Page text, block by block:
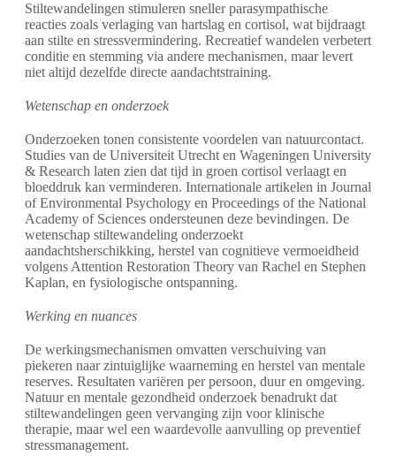
Stiltewandelingen stimuleren sneller parasympathische
reacties zoals verlaging van hartslag en cortisol, wat bijdraagt
aan stilte en stressvermindering. Recreatief wandelen verbetert
conditie en stemming via andere mechanismen, maar levert
niet altijd dezelfde directe aandachtstraining.
Wetenschap en onderzoek
Onderzoeken tonen consistente voordelen van natuurcontact.
Studies van de Universiteit Utrecht en Wageningen University
& Research laten zien dat tijd in groen cortisol verlaagt en
bloeddruk kan verminderen. Internationale artikelen in Journal
of Environmental Psychology en Proceedings of the National
Academy of Sciences ondersteunen deze bevindingen. De
wetenschap stiltewandeling onderzoekt
aandachtsherschikking, herstel van cognitieve vermoeidheid
volgens Attention Restoration Theory van Rachel en Stephen
Kaplan, en fysiologische ontspanning.
Werking en nuances
De werkingsmechanismen omvatten verschuiving van
piekeren naar zintuiglijke waarneming en herstel van mentale
reserves. Resultaten variëren per persoon, duur en omgeving.
Natuur en mentale gezondheid onderzoek benadrukt dat
stiltewandelingen geen vervanging zijn voor klinische
therapie, maar wel een waardevolle aanvulling op preventief
stressmanagement.